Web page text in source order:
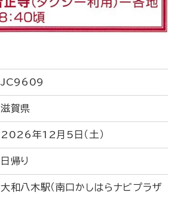
JC9609
滋賀県
2026年12月5日（土）
日帰り
大和八木駅（南口かしはらナビプラザ